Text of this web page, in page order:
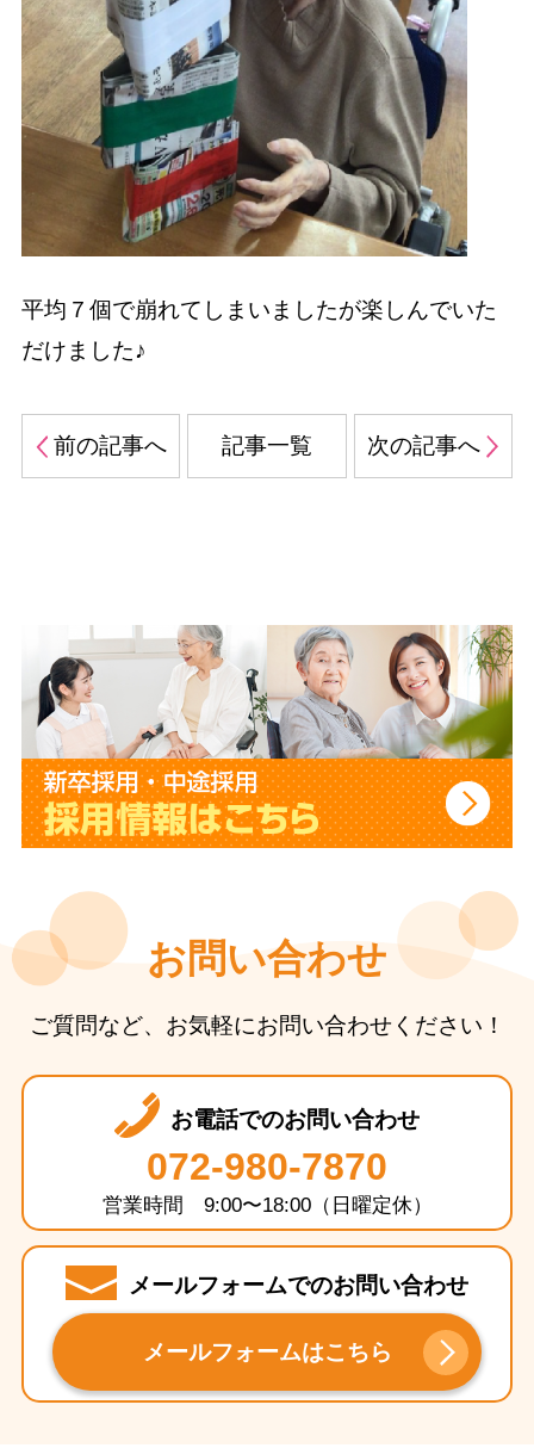
平均７個で崩れてしまいましたが楽しんでいた
だけました♪
前の記事へ 次の記事へ
記事一覧
お問い合わせ
ご質問など、お気軽にお問い合わせください！
お電話でのお問い合わせ
072-980-7870
営業時間 9:00〜18:00（日曜定休）
メールフォームでのお問い合わせ
メールフォームはこちら